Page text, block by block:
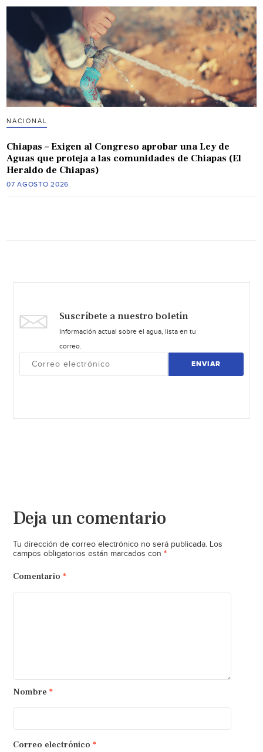
NACIONAL
Chiapas – Exigen al Congreso aprobar una Ley de
Aguas que proteja a las comunidades de Chiapas (El
Heraldo de Chiapas)
07 AGOSTO 2026
Suscríbete a nuestro boletín
Información actual sobre el agua, lista en tu
correo.
ENVIAR
Deja un comentario
Tu dirección de correo electrónico no será publicada. Los
campos obligatorios están marcados con *
Comentario *
Nombre *
Correo electrónico *